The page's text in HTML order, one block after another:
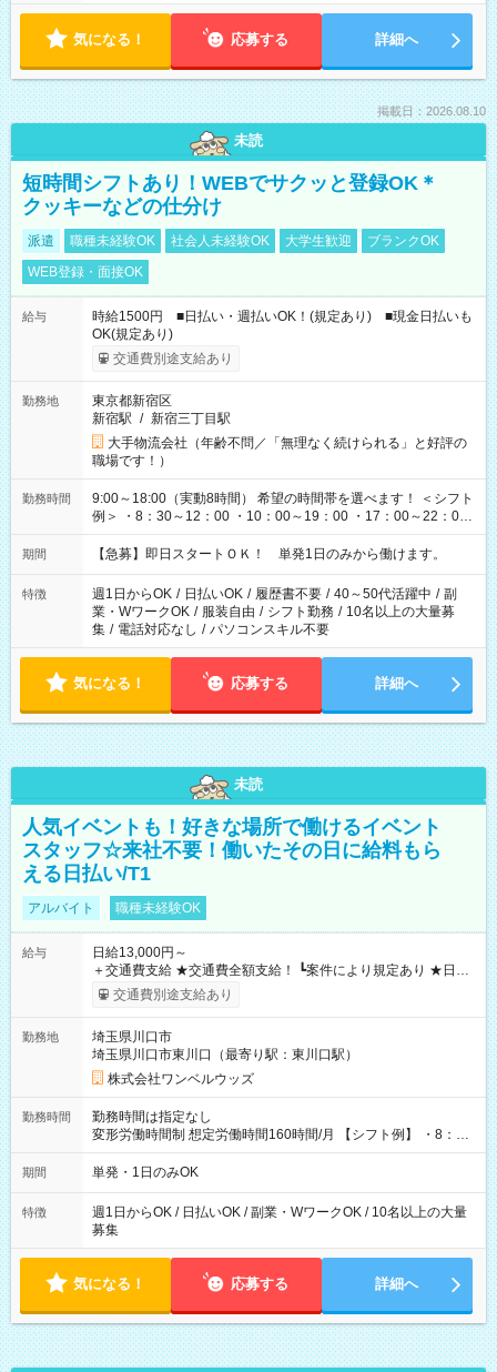
気になる！ 応募する 詳細へ
掲載日：2026.08.10
未読
短時間シフトあり！WEBでサクッと登録OK＊
クッキーなどの仕分け
派遣 職種未経験OK 社会人未経験OK 大学生歓迎
ブランクOK
WEB登録・面接OK
給与
時給1500円 ■日払い・週払いOK！(規定あり) ■現金日払いも
OK(規定あり)
交通費別途支給あり
勤務地
東京都新宿区
新宿駅 / 新宿三丁目駅
大手物流会社（年齢不問／「無理なく続けられる」と好評の
職場です！）
勤務時間
9:00～18:00（実動8時間） 希望の時間帯を選べます！ ＜シフト
例＞ ・8：30～12：00 ・10：00～19：00 ・17：00～22：00
・13：00～22：00 ・22：00～翌6：00 など
期間 【急募】即日スタートＯＫ！ 単発1日のみから働けます。
特徴 週1日からOK / 日払いOK / 履歴書不要 / 40～50代活躍中 / 副
業・WワークOK / 服装自由 / シフト勤務 / 10名以上の大量募
集 / 電話対応なし / パソコンスキル不要
気になる！ 応募する 詳細へ
未読
人気イベントも！好きな場所で働けるイベント
スタッフ☆来社不要！働いたその日に給料もら
える日払い/T1
アルバイト 職種未経験OK
給与
日給13,000円～
＋交通費支給 ★交通費全額支給！ ┗案件により規定あり ★日払
いOK！（規定あり） ┗働いたその日に現金GET♪ お仕事後はコ
ンビニATMから 日払い分を引き落とせます！ 【試用期間】試
交通費別途支給あり
勤務地
埼玉県川口市
埼玉県川口市東川口（最寄り駅：東川口駅）
株式会社ワンベルウッズ
勤務時間
勤務時間は指定なし
変形労働時間制 想定労働時間160時間/月 【シフト例】 ・8：00
～21：00
期間 単発・1日のみOK
特徴
週1日からOK / 日払いOK / 副業・WワークOK / 10名以上の大量
募集
気になる！ 応募する 詳細へ